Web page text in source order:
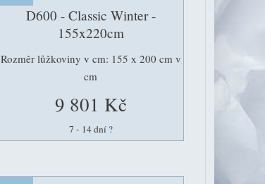
D600 - Classic Winter -
155x220cm
Rozměr lůžkoviny v cm: 155 x 200 cm v
cm
9 801 Kč
7 - 14 dní ?